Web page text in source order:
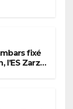
fixé
l’ES Zarzis